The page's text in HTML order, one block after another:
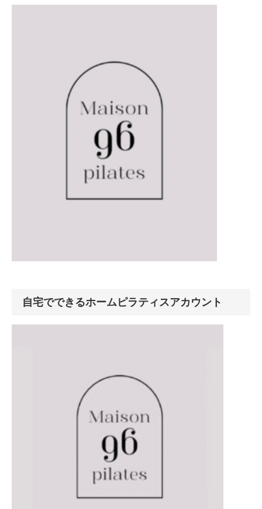
自宅でできるホームピラティスアカウント